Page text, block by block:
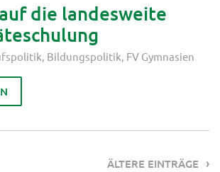
die landesweite
Bildungspolitik FV Gymnasien
ÄLTERE EINTRÄGE